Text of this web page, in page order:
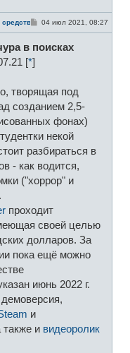
[04.07.21]
С
б
е
04 июл 2021, 08:27
в поисках
[*]
творящая под
созданием 2,5-
фонах)
некой
разбираться в
- как водится,
("хоррор" и
проходит
своей целью
долларов. За
пока ещё можно
июнь 2022 г.
и
также и видеоролик